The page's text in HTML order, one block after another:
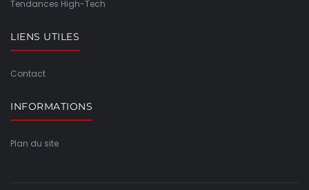
Tendances High-Tech
LIENS UTILES
Contact
INFORMATIONS
Plan du site